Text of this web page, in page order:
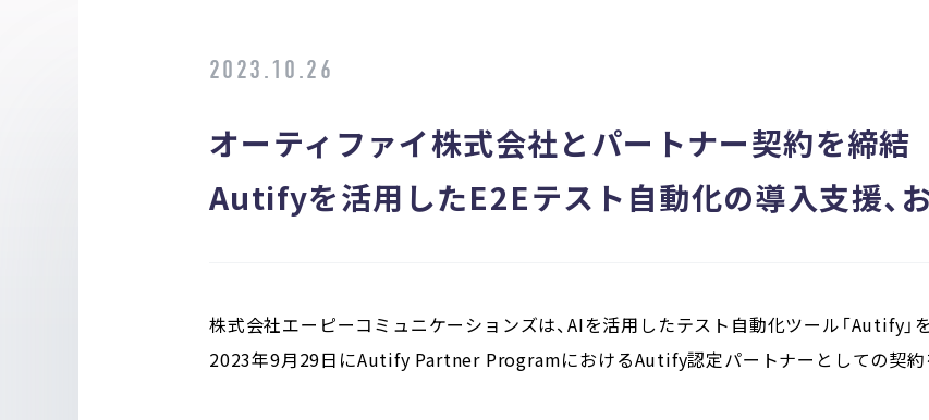
2023.10.26
オーティファイ株式会社とパートナー契約を締結
Autifyを活用したE2Eテスト自動化の導入支援、
株式会社エーピーコミュニケーションズは、AIを活用したテスト自動化ツール「Autify」
2023年9月29日にAutify Partner ProgramにおけるAutify認定パートナーとしての契約